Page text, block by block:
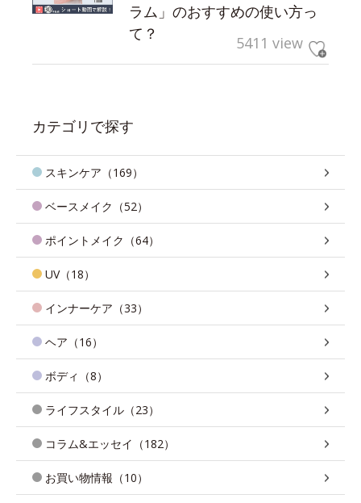
ラム」のおすすめの使い方っ
て？
5411 view
カテゴリで探す
スキンケア（169）
ベースメイク（52）
ポイントメイク（64）
UV（18）
インナーケア（33）
ヘア（16）
ボディ（8）
ライフスタイル（23）
コラム&エッセイ（182）
お買い物情報（10）